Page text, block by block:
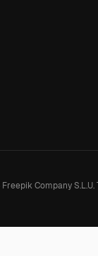
Freepik Company S.L.U.